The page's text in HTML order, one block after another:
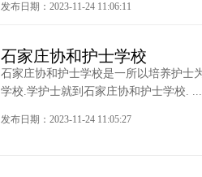
发布日期：2023-11-24 11:06:11
石家庄协和护士学校
石家庄协和护士学校是一所以培养护士
学校.学护士就到石家庄协和护士学校.
发布日期：2023-11-24 11:05:27